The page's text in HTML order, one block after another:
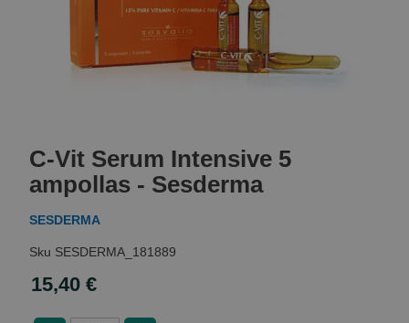
the
beginning
of
the
gallery
C-Vit Serum Intensive 5
ampollas - Sesderma
SESDERMA
SESDERMA_181889
15,40 €